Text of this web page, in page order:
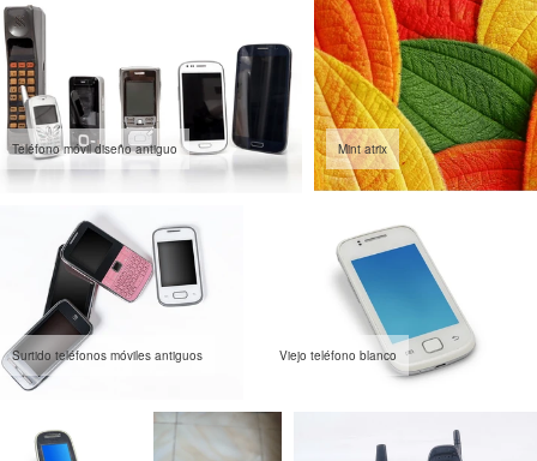
Teléfono móvil diseño antiguo Mint atrix
Surtido teléfonos móviles antiguos Viejo teléfono blanco